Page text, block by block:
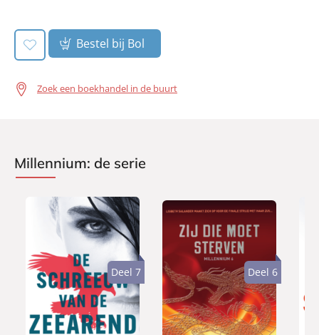
Bestel bij Bol
Zoek een boekhandel in de buurt
Millennium: de serie
Deel 7 Deel 6